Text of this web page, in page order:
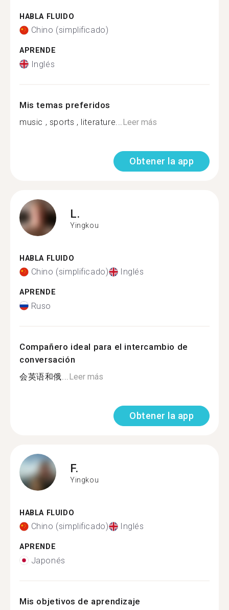
HABLA FLUIDO
Chino (simplificado)
APRENDE
Inglés
Mis temas preferidos
music , sports , literature... Leer más
Obtener la app
L.
Yingkou
HABLA FLUIDO
Chino (simplificado) Inglés
APRENDE
Ruso
Compañero ideal para el intercambio de
conversación
会英语和俄... Leer más
Obtener la app
F.
Yingkou
HABLA FLUIDO
Chino (simplificado) Inglés
APRENDE
Japonés
Mis objetivos de aprendizaje